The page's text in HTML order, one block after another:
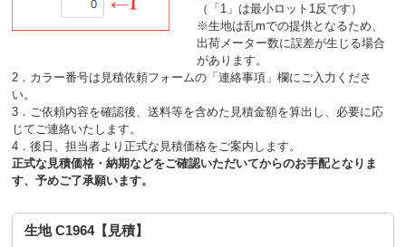
（「1」は最小ロット1反です）
※生地は乱mでの提供となるため、
出荷メーター数に誤差が生じる場合
があります。
2．カラー番号は見積依頼フォームの「連絡事項」欄にご入力くださ
い。
3．ご依頼内容を確認後、送料等を含めた見積金額を算出し、必要に応
じてご連絡いたします。
4．後日、担当者より正式な見積価格をご案内します。
正式な見積価格・納期などをご確認いただいてからのお手配となりま
す、予めご了承願います。
生地 C1964【見積】